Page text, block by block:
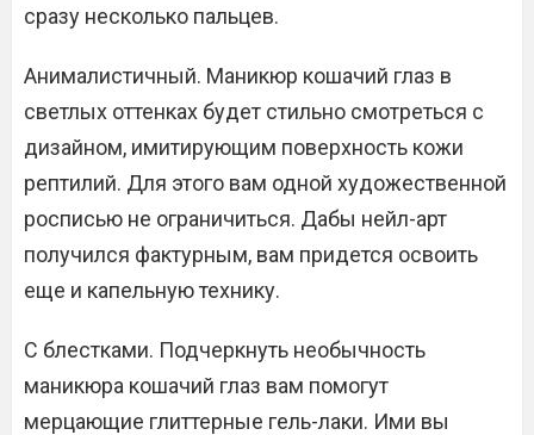
сразу несколько пальцев.
Анималистичный. Маникюр кошачий глаз в
светлых оттенках будет стильно смотреться с
дизайном, имитирующим поверхность кожи
рептилий. Для этого вам одной художественной
росписью не ограничиться. Дабы нейл-арт
получился фактурным, вам придется освоить
еще и капельную технику.
С блестками. Подчеркнуть необычность
маникюра кошачий глаз вам помогут
мерцающие глиттерные гель-лаки. Ими вы